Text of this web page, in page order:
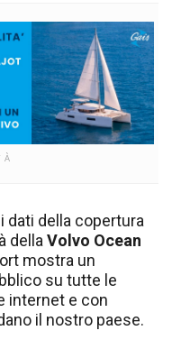
dati della copertura
dellaVolvo Ocean
mostra un
su tutte le
internet e con
il nostro paese.